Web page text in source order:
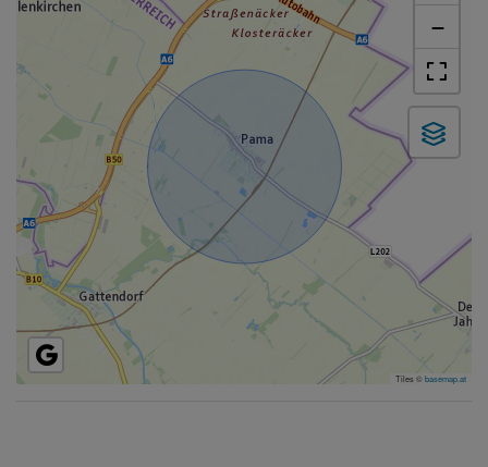
−
Tiles ©basemap.at